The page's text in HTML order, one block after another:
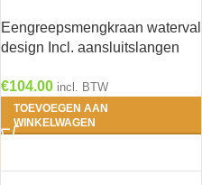
Eengreepsmengkraan waterval
design Incl. aansluitslangen
€104.00 incl. BTW
TOEVOEGEN AAN
WINKELWAGEN